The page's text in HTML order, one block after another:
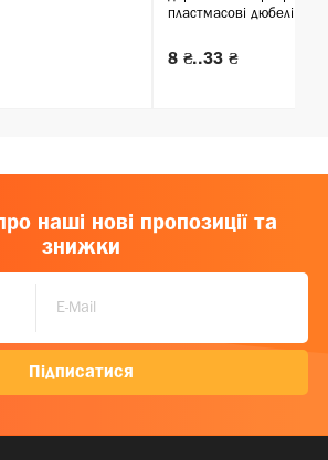
пластмасові дюбелі..
8 ₴..33 ₴
наші нові пропозиції та
знижки
Підписатися